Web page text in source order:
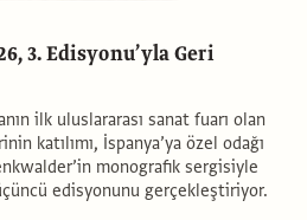
3. Edisyonu’yla Geri
ilk uluslararası sanat fuarı olan
katılımı, İspanya’ya özel odağı
monografik sergisiyle
edisyonunu gerçekleştiriyor.